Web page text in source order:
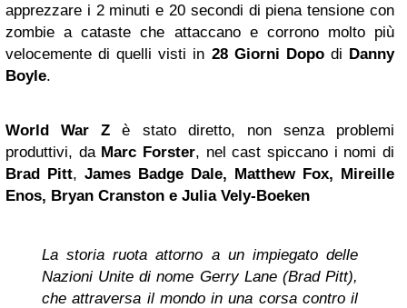
apprezzare i 2 minuti e 20 secondi di piena tensione con
zombie a cataste che attaccano e corrono molto più
velocemente di quelli visti in 28 Giorni Dopo di Danny
Boyle.
World War Zè stato diretto, non senza problemi
produttivi, da Marc Forster, nel cast spiccano i nomi di
Brad Pitt, James Badge Dale, Matthew Fox, Mireille
Enos, Bryan Cranston e Julia Vely-Boeken
La storia ruota attorno a un impiegato delle
Nazioni Unite di nome Gerry Lane (Brad Pitt),
che attraversa il mondo in una corsa contro il